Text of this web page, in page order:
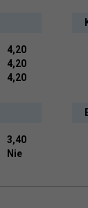
4,20
4,20
4,20
3,40
Nie